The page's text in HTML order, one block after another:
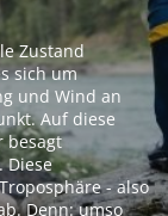
Zustand
sich um
und Wind an
Auf diese
besagt
Diese
- also
Denn: umso